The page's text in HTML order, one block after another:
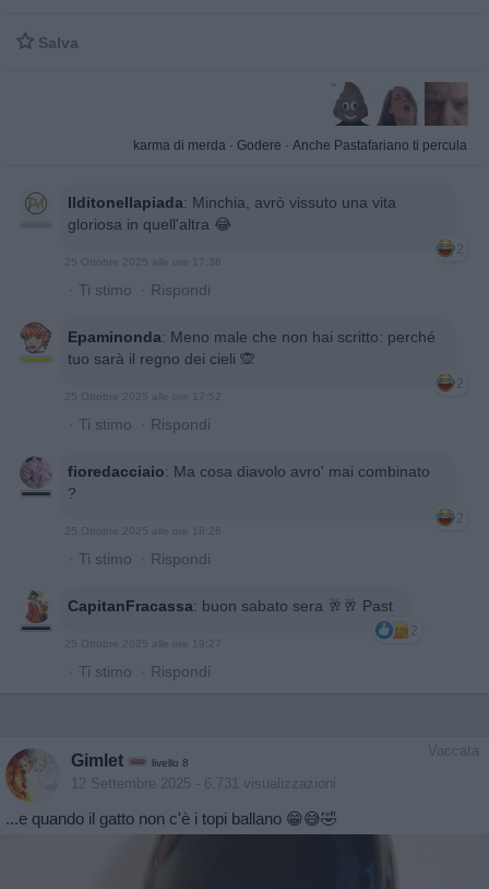
 Salva
karma di merda · Godere · Anche Pastafariano ti percula
Ilditonellapiada: Minchia, avrò vissuto una vita
gloriosa in quell'altra 😂
2
25 Ottobre 2025 alle ore 17:36
· Ti stimo · Rispondi
Epaminonda: Meno male che non hai scritto: perché
tuo sarà il regno dei cieli 🙊
2
25 Ottobre 2025 alle ore 17:52
· Ti stimo · Rispondi
fioredacciaio: Ma cosa diavolo avro' mai combinato
?
2
· Ti stimo · Rispondi
CapitanFracassa: buon sabato sera 🥂🥂 Past
2
25 Ottobre 2025 alle ore 19:27
· Ti stimo · Rispondi
Vaccata
Gimlet livello 8
12 Settembre 2025 - 6.731 visualizzazioni
...e quando il gatto non c'è i topi ballano 😁😅🤣